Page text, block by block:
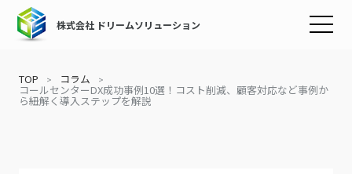
株式会社 ドリームソリューション
TOP コラム
コールセンターDX成功事例10選！コスト削減、顧客対応など事例か
ら紐解く導入ステップを解説